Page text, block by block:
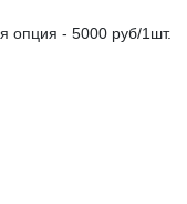
опция - 5000 руб/1шт.